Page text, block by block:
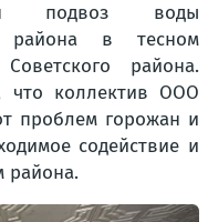
подвоз воды
района в тесном
района.
что коллектив ООО
проблем горожан и
содействие и